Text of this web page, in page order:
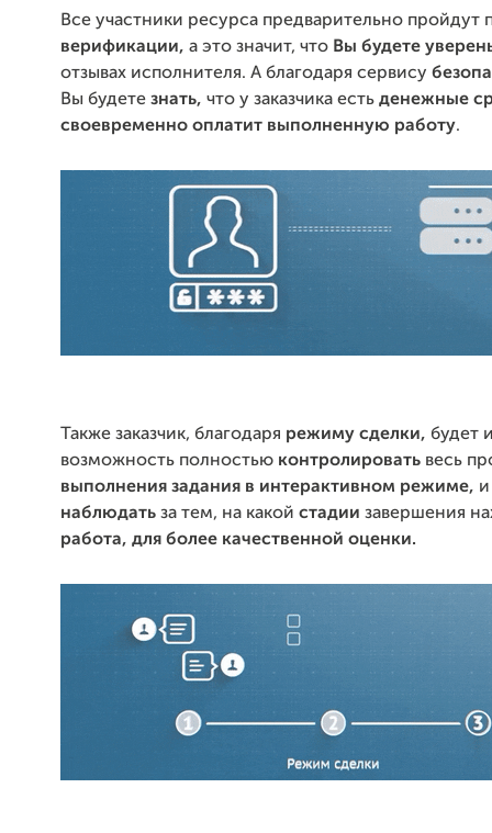
Все участники ресурса предварительно пройдут
верификации, а это значит, что Вы будете
отзывах исполнителя. А благодаря сервису
Вы будете знать, что у заказчика есть денежные
своевременно оплатит выполненную работу.
Также заказчик, благодаря режиму сделки, будет
возможность полностью контролировать весь
выполнения задания в интерактивном режиме,
наблюдать за тем, на какой стадии завершения
работа, для более качественной оценки.